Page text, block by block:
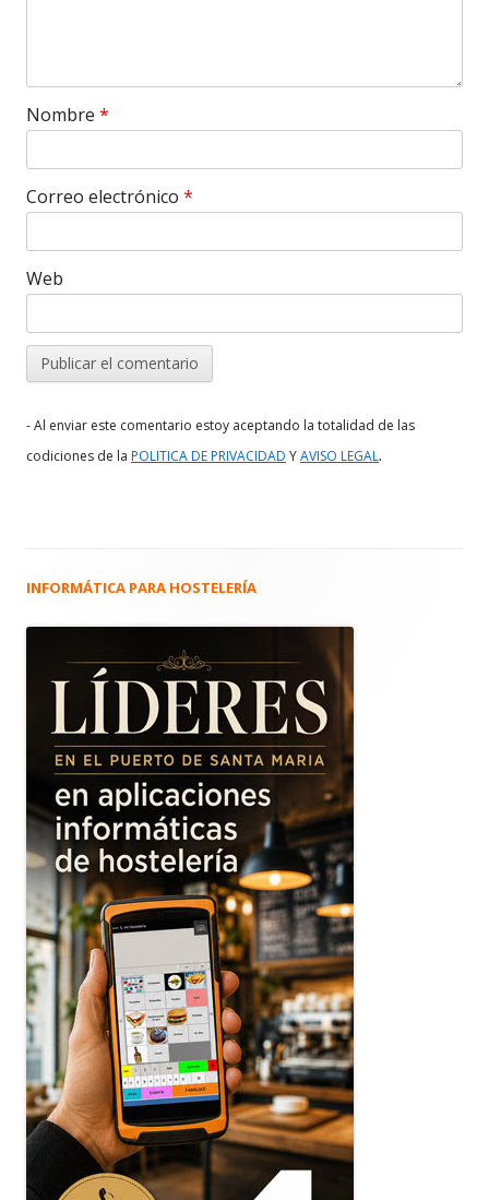
Nombre *
Correo electrónico *
Web
- Al enviar este comentario estoy aceptando la totalidad de las
codiciones de la POLITICA DE PRIVACIDAD YAVISO LEGAL.
Barra
principal
INFORMÁTICA PARA HOSTELERÍA